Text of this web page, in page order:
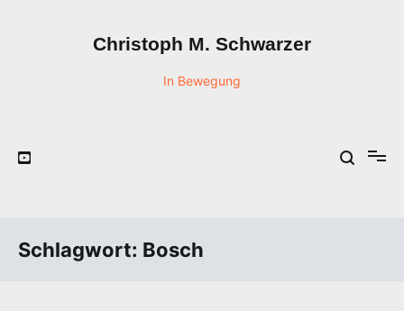
Christoph M. Schwarzer
In Bewegung
Schlagwort: Bosch